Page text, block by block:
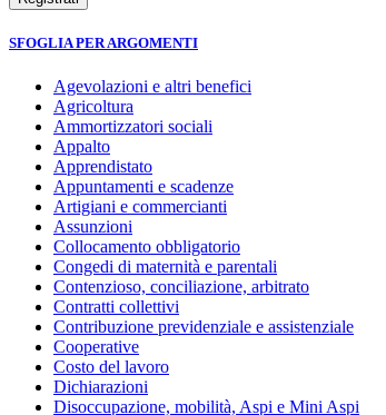
SFOGLIA PER ARGOMENTI
Agevolazioni e altri benefici
Agricoltura
Ammortizzatori sociali
Appalto
Apprendistato
Appuntamenti e scadenze
Artigiani e commercianti
Assunzioni
Collocamento obbligatorio
Congedi di maternità e parentali
Contenzioso, conciliazione, arbitrato
Contratti collettivi
Contribuzione previdenziale e assistenziale
Cooperative
Costo del lavoro
Dichiarazioni
Disoccupazione, mobilità, Aspi e Mini Aspi